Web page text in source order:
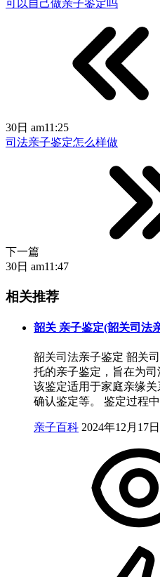
可以自己做亲子鉴定吗
30日 am11:25
司法亲子鉴定怎么样做
下一篇
30日 am11:47
相关推荐
韶关 亲子鉴定(韶关司法
韶关司法亲子鉴定 韶关
托的亲子鉴定，旨在为司
该鉴定适用于家庭亲缘
确认鉴定等。 鉴定过程
亲子百科 2024年12月17日